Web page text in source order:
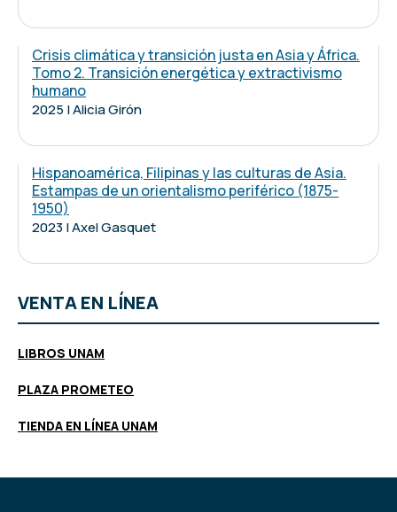
Crisis climática y transición justa en Asia y África.
Tomo 2. Transición energética y extractivismo
humano
2025 | Alicia Girón
Hispanoamérica, Filipinas y las culturas de Asia.
Estampas de un orientalismo periférico (1875-
1950)
2023 | Axel Gasquet
VENTA EN LÍNEA
LIBROS UNAM
PLAZA PROMETEO
TIENDA EN LÍNEA UNAM